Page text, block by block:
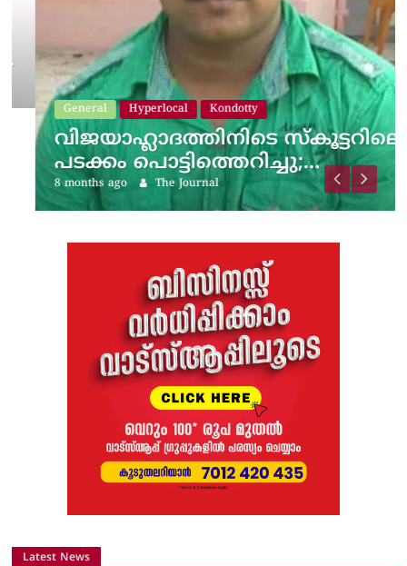
General Hyperlocal Kondotty
വിജയാഹ്ലാദത്തിനിടെ സ്കൂട്ടറിലെ
പടക്കം പൊട്ടിത്തെറിച്ചു;…
8 months ago The Journal
Latest News